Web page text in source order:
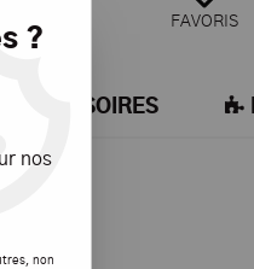
FAVORIS
ACCESSOIRES
?
nos
non